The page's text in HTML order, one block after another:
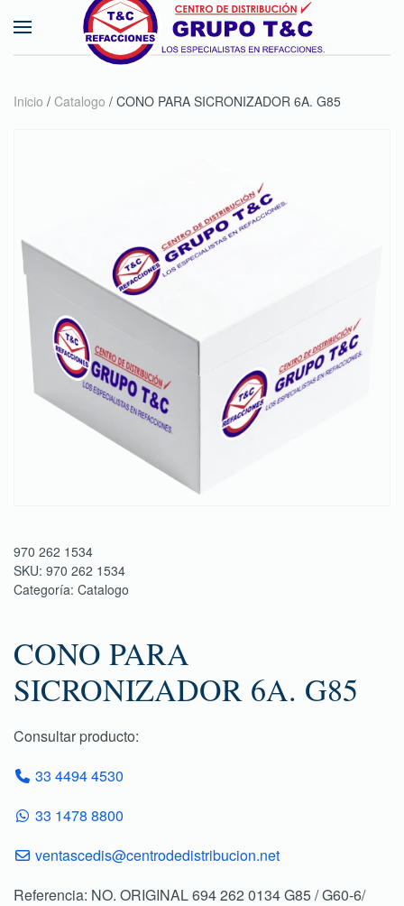
Skip to main content
Inicio / Catalogo / CONO PARA SICRONIZADOR 6A. G85
970 262 1534
SKU: 970 262 1534
Categoría: Catalogo
CONO PARA
SICRONIZADOR 6A. G85
Consultar producto:
33 4494 4530
33 1478 8800
ventascedis@centrodedistribucion.net
Referencia: NO. ORIGINAL 694 262 0134 G85 / G60-6/